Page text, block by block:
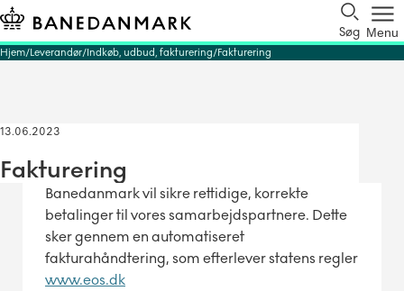
Søg Menu
Hjem Leverandør Indkøb, udbud, fakturering Fakturering
13.06.2023
Fakturering
Banedanmark vil sikre rettidige, korrekte
betalinger til vores samarbejdspartnere. Dette
sker gennem en automatiseret
fakturahåndtering, som efterlever statens regler
www.eos.dk